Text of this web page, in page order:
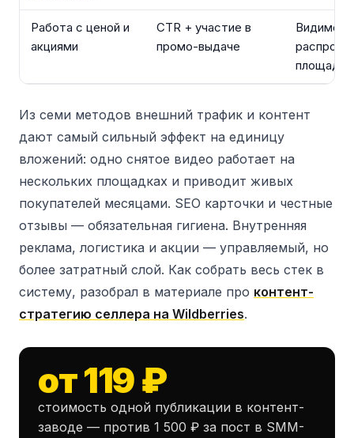
Работа с ценой и
акциями
CTR + участие в
промо-выдаче
площадки
Из семи методов внешний трафик и контент
дают самый сильный эффект на единицу
вложений: одно снятое видео работает на
нескольких площадках и приводит живых
покупателей месяцами. SEO карточки и честные
отзывы — обязательная гигиена. Внутренняя
реклама, логистика и акции — управляемый, но
более затратный слой. Как собрать весь стек в
систему, разобрал в материале про контент-
стратегию селлера на Wildberries.
от 119 ₽
стоимость одной публикации в контент-
заводе — против 1 500 ₽ за пост в SMM-